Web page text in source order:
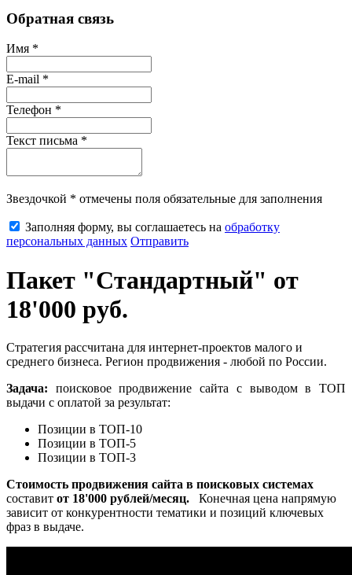
Обратная связь
Имя *
E-mail *
Телефон *
Текст письма *
Звездочкой * отмечены поля обязательные для заполнения
Заполняя форму, вы соглашаетесь на обработку
персональных данных Отправить
Пакет "Стандартный" от
18'000 руб.
Стратегия рассчитана для интернет-проектов малого и
среднего бизнеса. Регион продвижения - любой по России.
Задача: поисковое продвижение сайта с выводом в ТОП
выдачи с оплатой за результат:
Позиции в ТОП-10
Позиции в ТОП-5
Позиции в ТОП-3
Стоимость продвижения сайта в поисковых системах
составит от 18'000 рублей/месяц.
Конечная цена напрямую
зависит от конкурентности тематики и позиций ключевых
фраз в выдаче.